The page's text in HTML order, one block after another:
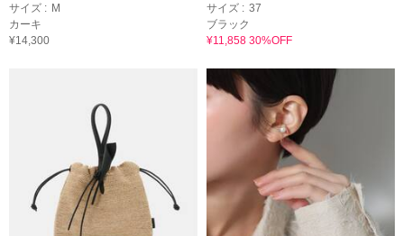
サイズ : M
カーキ
¥14,300
サイズ : 37
ブラック
¥11,858 30%OFF